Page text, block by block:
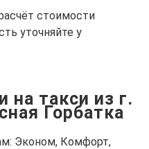
стоимости
уточняйте у
на такси из г.
Горбатка
Эконом, Комфорт,